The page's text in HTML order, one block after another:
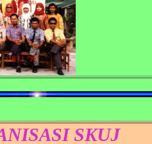
SKUJ